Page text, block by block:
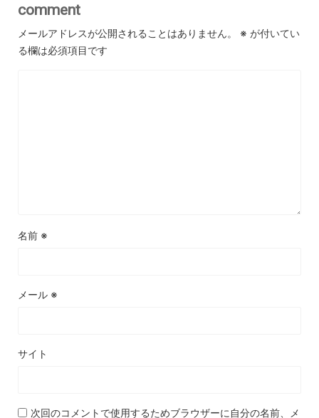
comment
メールアドレスが公開されることはありません。 ※ が付いてい
る欄は必須項目です
名前 ※
メール ※
サイト
次回のコメントで使用するためブラウザーに自分の名前、メ